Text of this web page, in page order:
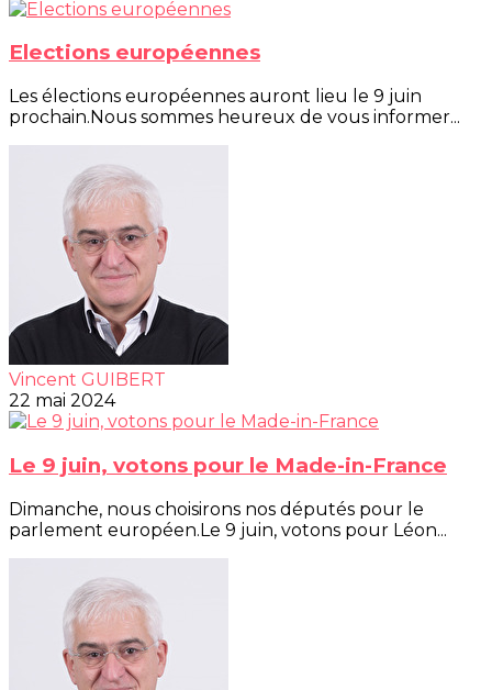
Elections européennes
Les élections européennes auront lieu le 9 juin
prochain.Nous sommes heureux de vous informer...
Vincent GUIBERT
22 mai 2024
Le 9 juin, votons pour le Made-in-France
Dimanche, nous choisirons nos députés pour le
parlement européen.Le 9 juin, votons pour Léon...